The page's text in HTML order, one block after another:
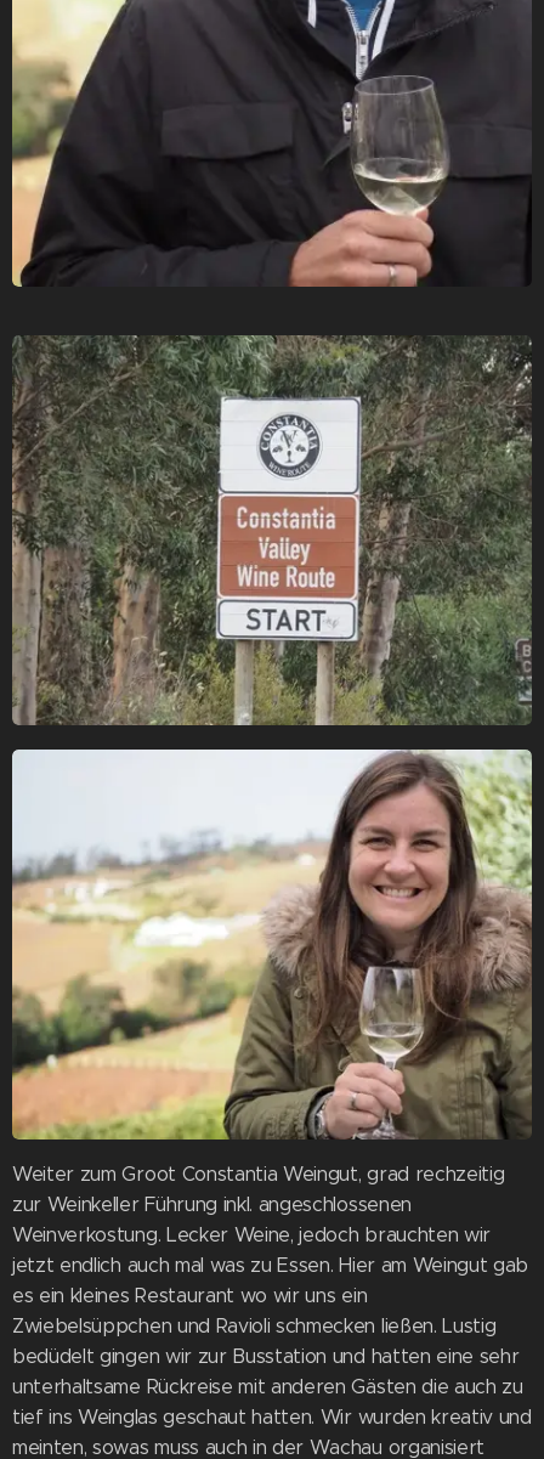
Weiter zum Groot Constantia Weingut, grad rechzeitig
zur Weinkeller Führung inkl. angeschlossenen
Weinverkostung. Lecker Weine, jedoch brauchten wir
jetzt endlich auch mal was zu Essen. Hier am Weingut gab
es ein kleines Restaurant wo wir uns ein
Zwiebelsüppchen und Ravioli schmecken ließen. Lustig
bedüdelt gingen wir zur Busstation und hatten eine sehr
unterhaltsame Rückreise mit anderen Gästen die auch zu
tief ins Weinglas geschaut hatten. Wir wurden kreativ und
meinten, sowas muss auch in der Wachau organisiert